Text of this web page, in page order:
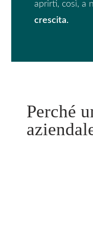
aprirti, così, a
crescita.
Perché